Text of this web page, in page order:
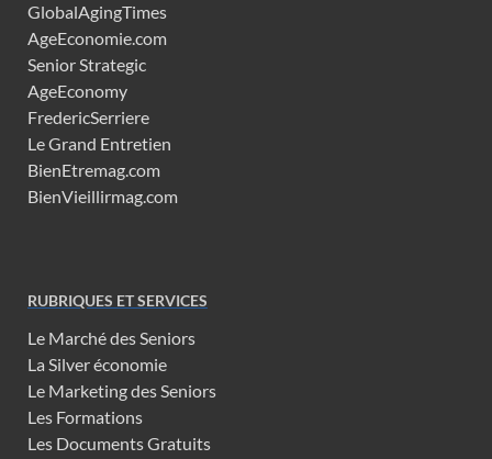
GlobalAgingTimes
AgeEconomie.com
Senior Strategic
AgeEconomy
FredericSerriere
Le Grand Entretien
BienEtremag.com
BienVieillirmag.com
RUBRIQUES ET SERVICES
Le Marché des Seniors
La Silver économie
Le Marketing des Seniors
Les Formations
Les Documents Gratuits